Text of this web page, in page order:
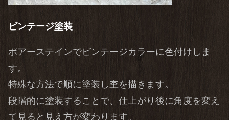
ビンテージ塗装
ポアーステインでビンテージカラーに色付けしま
す。
特殊な方法で順に塗装し杢を描きます。
段階的に塗装することで、仕上がり後に角度を変え
て見ると見え方が変わります。